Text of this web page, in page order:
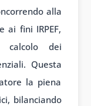
alla
ai fini IRPEF,
calcolo dei
Questa
la piena
bilanciando